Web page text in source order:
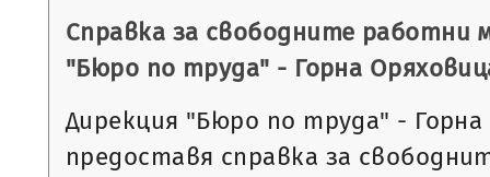
Справка за свободните работни
"Бюро по труда" - Горна
Дирекция "Бюро по труда" -
предоставя справка за